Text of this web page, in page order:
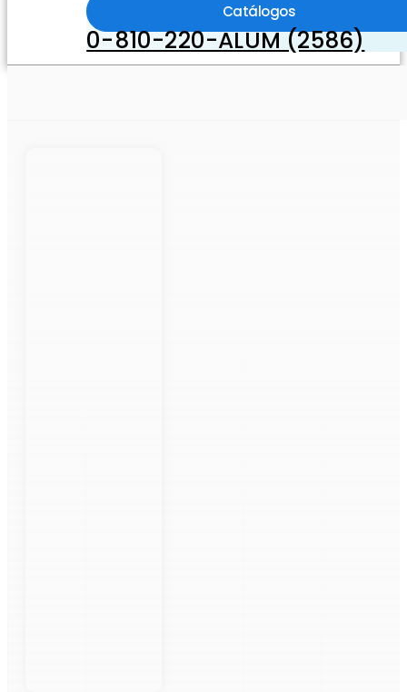
Catálogos
0-810-220-ALUM (2586)